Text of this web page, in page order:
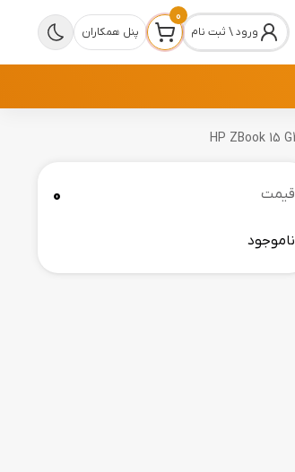
ورود \ ثبت نام
0
پنل همکاران
قیمت 0
ناموجود